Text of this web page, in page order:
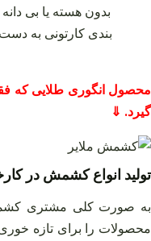
بدون هسته یا بی
بندی کارتونی به
محصول انگوری طلایی که
گیرد. ⇓
تولید انواع کشمش در
به صورت کلی مشتری
محصولات را برای تازه